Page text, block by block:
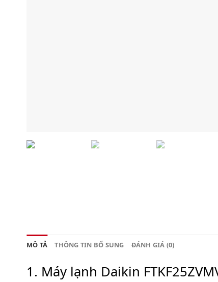
MÔ TẢ THÔNG TIN BỔ SUNG ĐÁNH GIÁ (0)
1. Máy lạnh Daikin